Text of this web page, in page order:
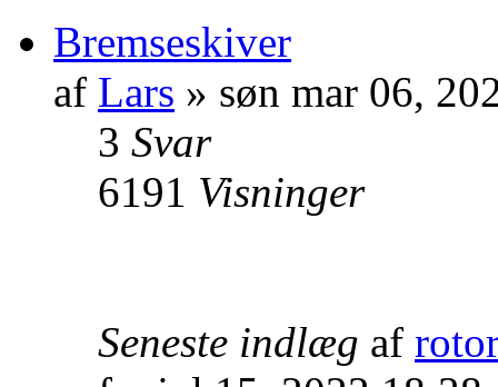
Bremseskiver
af Lars » søn mar 06,
3 Svar
6191 Visninger
Seneste indlæg af